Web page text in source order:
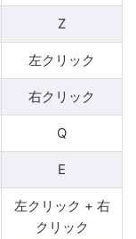
Z
左クリック
右クリック
Q
E
左クリック + 右
クリック